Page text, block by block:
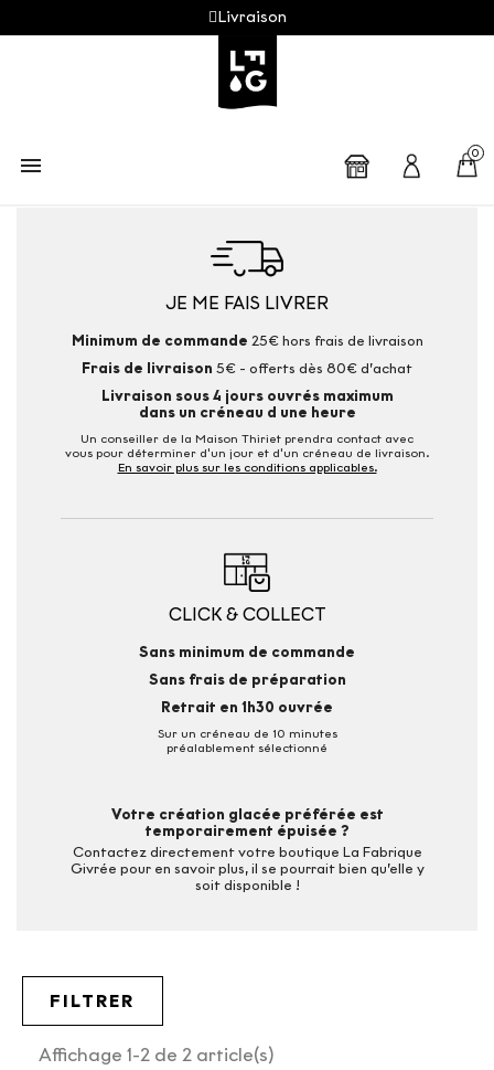
Livraison
 0
JE ME FAIS LIVRER
Minimum de commande 25€ hors frais de livraison
Frais de livraison 5€ - offerts dès 80€ d’achat
Livraison sous 4 jours ouvrés maximum
dans un créneau d une heure
Un conseiller de la Maison Thiriet prendra contact avec
vous pour déterminer d'un jour et d'un créneau de livraison.
En savoir plus sur les conditions applicables.
CLICK & COLLECT
Sans minimum de commande
Sans frais de préparation
Retrait en 1h30 ouvrée
Sur un créneau de 10 minutes
préalablement sélectionné
Votre création glacée préférée est
temporairement épuisée ?
Contactez directement votre boutique La Fabrique
Givrée pour en savoir plus, il se pourrait bien qu’elle y
soit disponible !
FILTRER
Affichage 1-2 de 2 article(s)